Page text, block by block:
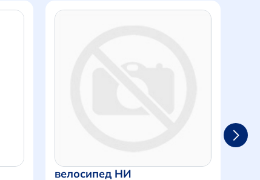
велосипед НИ